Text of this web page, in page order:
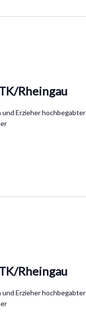
Rheingau
Erzieher hochbegabter
Rheingau
Erzieher hochbegabter